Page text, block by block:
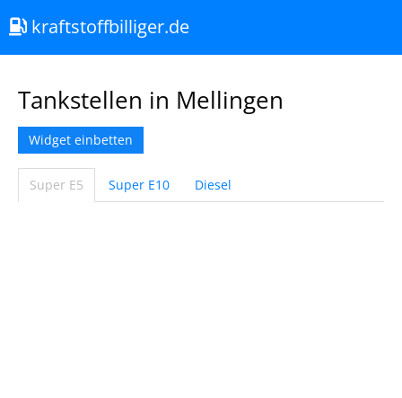
kraftstoffbilliger.de
Tankstellen in Mellingen
Widget einbetten
Super E5 Super E10 Diesel